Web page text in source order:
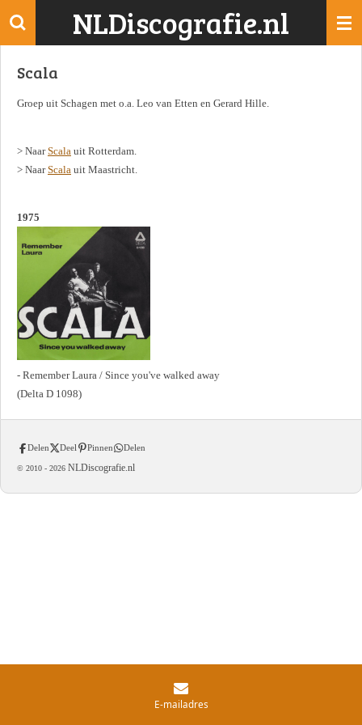
Ga
de
NLDiscografie.nl
Scala
Groep uit Schagen met o.a. Leo van Etten en Gerard Hille.
> NaarScala uit Rotterdam.
> NaarScala uit Maastricht.
1975
- Remember Laura / Since you've walked away
(Delta D 1098)
Delen Deel Pinnen Delen
© 2010 - 2026 NLDiscografie.nl
E-mailadres